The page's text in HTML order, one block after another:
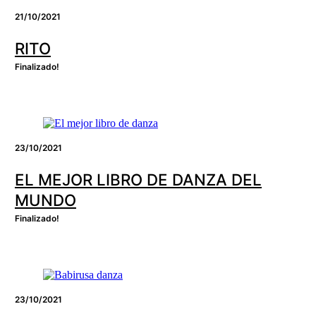
21/10/2021
RITO
Finalizado!
23/10/2021
EL MEJOR LIBRO DE DANZA DEL
MUNDO
Finalizado!
23/10/2021